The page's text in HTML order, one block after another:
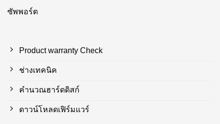
ซัพพอร์ต
Product warranty Check
ช่างเทคนิค
คำนวณฮาร์ดดิสก์
ดาวน์โหลดเฟิร์มแวร์